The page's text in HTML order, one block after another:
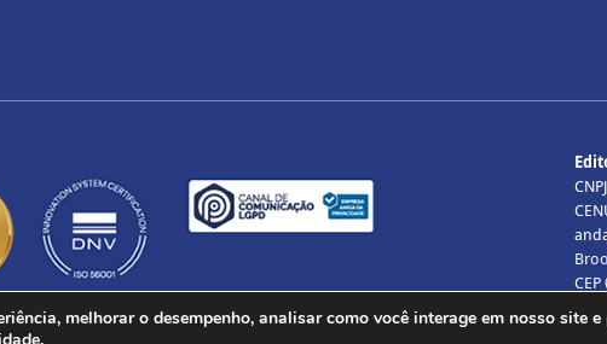
melhorar o desempenho, analisar como você interage em nosso site